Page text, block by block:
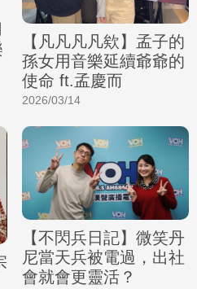
【凡凡凡凡欸】孟子的
孫女用音樂延續爺爺的
使命 ft.孟慶而
2026/03/14
【不閃兵日記】微笑丹
尼當天兵被電過，出社
會就會更靈活？